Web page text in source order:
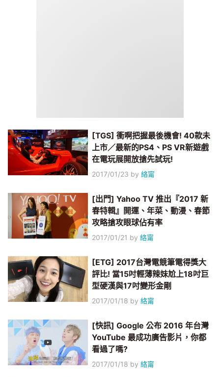
[TGS] 衝啊把握最後機會! 40款未
上市／最新的PS4、PS VR新遊戲
在電玩展開放搶先試玩!
2017/01/23 by絡甯
[出門] Yahoo TV 推出『2017 新
春特輯』開運、年菜、動漫、春節
攻略搶攻眼球佔有率
2017/01/21 by絡甯
[ETG] 2017台灣電競筆電得獎大
評比! 當15吋輕薄辣妹尬上18吋巨
型硬漢與17吋變形金剛
2017/01/18 by絡甯
[快訊] Google 公布 2016 年台灣
YouTube 最成功廣告影片，你都
看過了嗎?
2017/01/18 by絡甯